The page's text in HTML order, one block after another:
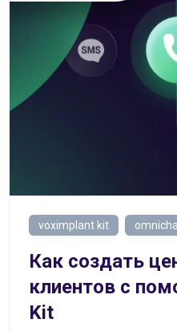
voximplant kit
Как создать
клиентов с
Kit